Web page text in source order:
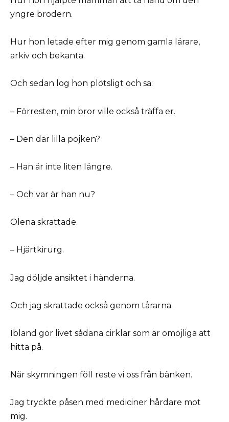
yngre brodern.
Hur hon letade efter mig genom gamla lärare,
arkiv och bekanta.
Och sedan log hon plötsligt och sa:
– Förresten, min bror ville också träffa er.
– Den där lilla pojken?
– Han är inte liten längre.
– Och var är han nu?
Olena skrattade.
– Hjärtkirurg.
Jag döljde ansiktet i händerna.
Och jag skrattade också genom tårarna.
Ibland gör livet sådana cirklar som är omöjliga att
hitta på.
När skymningen föll reste vi oss från bänken.
Jag tryckte påsen med mediciner hårdare mot
mig.